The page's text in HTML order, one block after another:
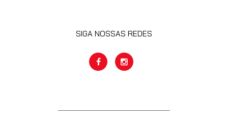
SIGA NOSSAS REDES